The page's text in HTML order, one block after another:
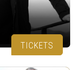
TICKETS